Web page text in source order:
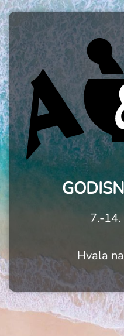
7.-14.
Hvala